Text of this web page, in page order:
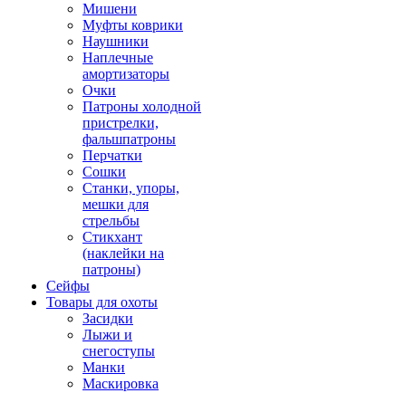
Мишени
Муфты коврики
Наушники
Наплечные
амортизаторы
Очки
Патроны холодной
пристрелки,
фальшпатроны
Перчатки
Сошки
Станки, упоры,
мешки для
стрельбы
Стикхант
(наклейки на
патроны)
Сейфы
Товары для охоты
Засидки
Лыжи и
снегоступы
Манки
Маскировка